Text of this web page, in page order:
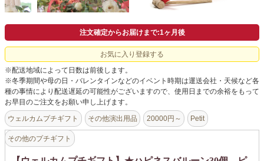
注文確定からお届けまで:1ヶ月後
お気に入り登録する
※配送地域によって日数は前後します。
※冬季期間や母の日・バレンタインなどのイベント時期は運送会社・天候など各
種の事情により配送遅延の可能性がございますので、使用日までの余裕をもって
お早目のご注文をお願い申し上げます。
ウェルカムプチギフト その他演出用品 20000円～ Petit
その他のプチギフト